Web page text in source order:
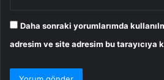
Daha sonraki yorumlarımda
adresim ve site adresim bu tarayıcıya